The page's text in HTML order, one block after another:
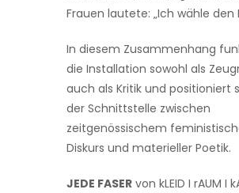
Frauen lautete: „Ich wähle den
In diesem Zusammenhang
die Installation sowohl als
auch als Kritik und positioniert
der Schnittstelle zwischen
zeitgenössischem
Diskurs und materieller Poetik.
JEDE FASER von kLEID I rAUM I